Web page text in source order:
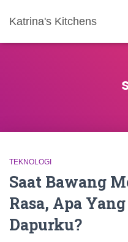
Katrina's Kitchens
TEKNOLOGI
Saat Bawang
Rasa, Apa
Dapurku?